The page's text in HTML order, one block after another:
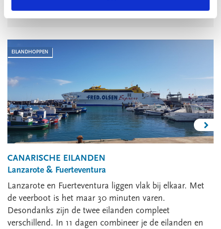
€689,-
EILANDHOPPEN
CANARISCHE EILANDEN
Lanzarote & Fuerteventura
Lanzarote en Fuerteventura liggen vlak bij elkaar. Met
de veerboot is het maar 30 minuten varen.
Desondanks zijn de twee eilanden compleet
verschillend. In 11 dagen combineer je de eilanden en